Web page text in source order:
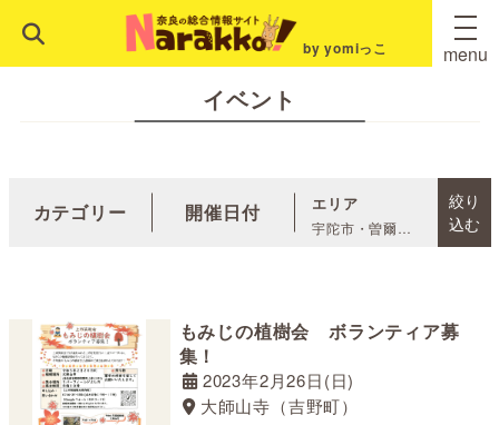
by yomiっこ menu
イベント
カテゴリー 開催日付 エリア
宇陀市・曽爾
村・高取町
吉
野町・東吉野
市町 黒滝村・
天川村
絞り
込む
もみじの植樹会 ボランティア募
集！
2023年2月26日(日)
大師山寺（吉野町）